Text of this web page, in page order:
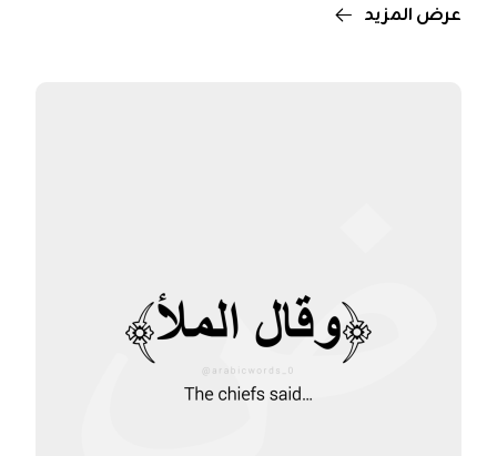
عرض المزيد